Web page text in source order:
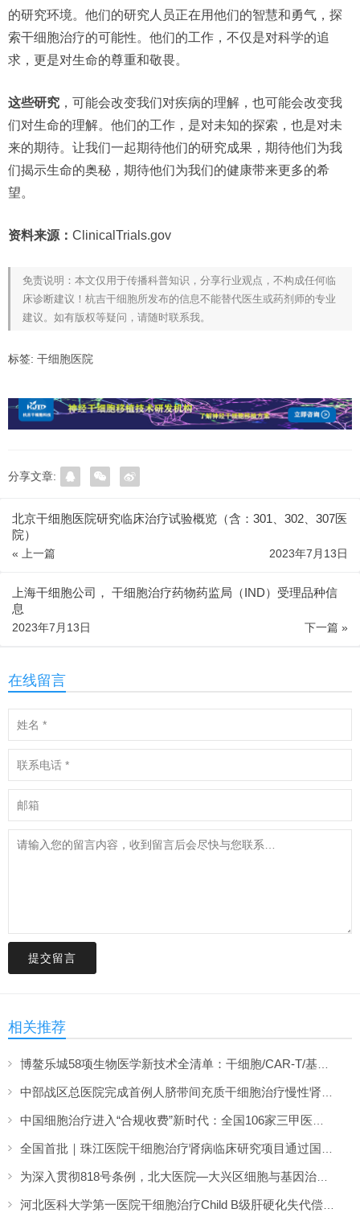
的研究环境。他们的研究人员正在用他们的智慧和勇气，探
索干细胞治疗的可能性。他们的工作，不仅是对科学的追
求，更是对生命的尊重和敬畏。
这些研究 ，可能会改变我们对疾病的理解，也可能会改变我
们对生命的理解。他们的工作，是对未知的探索，也是对未
来的期待。让我们一起期待他们的研究成果，期待他们为我
们揭示生命的奥秘，期待他们为我们的健康带来更多的希
望。
资料来源： ClinicalTrials.gov
免责说明：本文仅用于传播科普知识，分享行业观点，不构成任何临
床诊断建议！杭吉干细胞所发布的信息不能替代医生或药剂师的专业
建议。如有版权等疑问，请随时联系我。
标签: 干细胞医院
分享文章:
北京干细胞医院研究临床治疗试验概览（含：301、302、307医
院）
« 上一篇 2023年7月13日
上海干细胞公司， 干细胞治疗药物药监局（IND）受理品种信
息
下一篇 »
2023年7月13日
在线留言
提交留言
相关推荐
博鳌乐城58项生物医学新技术全清单：干细胞/CAR-T/基因治疗价格与落地医院
中部战区总医院完成首例人脐带间充质干细胞治疗慢性肾脏病，临床招募开启
中国细胞治疗进入“合规收费”新时代：全国106家三甲医院细胞治疗中心全盘点
全国首批｜珠江医院干细胞治疗肾病临床研究项目通过国家备案
为深入贯彻818号条例，北大医院—大兴区细胞与基因治疗中试转化中心成立
河北医科大学第一医院干细胞治疗Child B级肝硬化失代偿期临床研究获成功备案